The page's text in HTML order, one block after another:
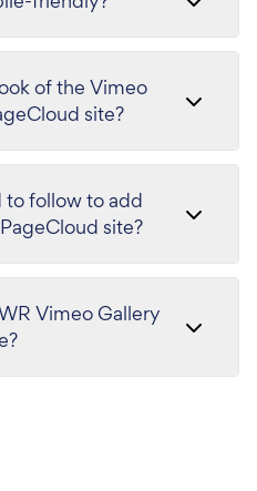
of the Vimeo
site?
to follow to add
site?
Vimeo Gallery